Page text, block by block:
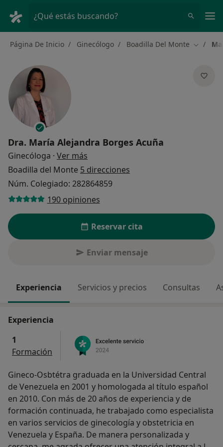
¿Qué estás buscando?
Página De Inicio Ginecólogo Boadilla Del Monte
Dra. María Alejandra Borges Acuña
Ginecóloga · Ver más
Boadilla del Monte 5 direcciones
Núm. Colegiado: 282864859
190 opiniones
Reservar cita
Enviar mensaje
Experiencia Servicios y precios Consultas
Experiencia
1
Formación
Gineco-Osbtétra graduada en la Universidad Central
de Venezuela en 2001 y homologada al título español
en 2010. Con más de 20 años de experiencia y de
formación continuada, he trabajado como especialista
en varios servicios de ginecología y obstetricia en
Venezuela y España. De manera personalizada y